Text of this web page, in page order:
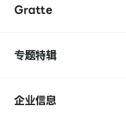
Gratte
专题特辑
企业信息